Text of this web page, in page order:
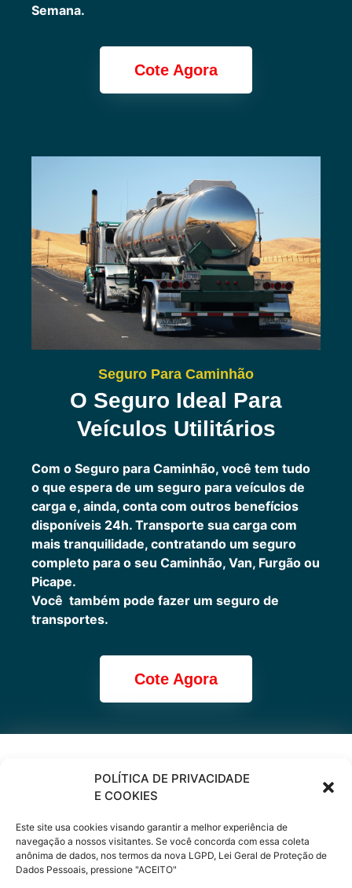
POLÍTICA DE PRIVACIDADE
E COOKIES
Este site usa cookies visando garantir a melhor experiência de
navegação a nossos visitantes. Se você concorda com essa coleta
anônima de dados, nos termos da nova LGPD, Lei Geral de Proteção de
Dados Pessoais, pressione "ACEITO"
Semana.
Cote Agora
Seguro Para Caminhão
O Seguro Ideal Para
Veículos Utilitários
Com o Seguro para Caminhão, você tem tudo
o que espera de um seguro para veículos de
carga e, ainda, conta com outros benefícios
disponíveis 24h. Transporte sua carga com
mais tranquilidade, contratando um seguro
completo para o seu Caminhão, Van, Furgão ou
Picape.
Você também pode fazer um seguro de
transportes.
Cote Agora
Cote online ou
peça via
WhatsApp